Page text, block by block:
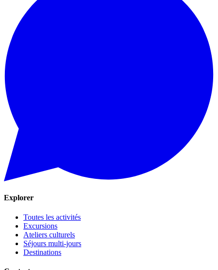
Explorer
Toutes les activités
Excursions
Ateliers culturels
Séjours multi-jours
Destinations